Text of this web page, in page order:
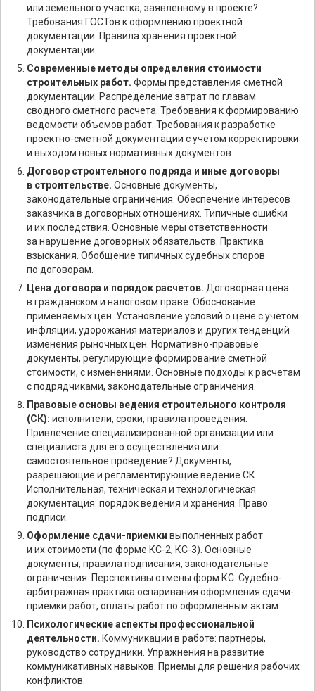
или земельного участка, заявленному в проекте?
Требования ГОСТов к оформлению проектной
документации. Правила хранения проектной
документации.
Современные методы определения стоимости
строительных работ. Формы представления сметной
документации. Распределение затрат по главам
сводного сметного расчета. Требования к формированию
ведомости объемов работ. Требования к разработке
проектно-сметной документации с учетом корректировки
и выходом новых нормативных документов.
Договор строительного подряда и иные договоры
в строительстве. Основные документы,
законодательные ограничения. Обеспечение интересов
заказчика в договорных отношениях. Типичные ошибки
и их последствия. Основные меры ответственности
за нарушение договорных обязательств. Практика
взыскания. Обобщение типичных судебных споров
по договорам.
Цена договора и порядок расчетов. Договорная цена
в гражданском и налоговом праве. Обоснование
применяемых цен. Установление условий о цене с учетом
инфляции, удорожания материалов и других тенденций
изменения рыночных цен. Нормативно-правовые
документы, регулирующие формирование сметной
стоимости, с изменениями. Основные подходы к расчетам
с подрядчиками, законодательные ограничения.
Правовые основы ведения строительного контроля
(СК): исполнители, сроки, правила проведения.
Привлечение специализированной организации или
специалиста для его осуществления или
самостоятельное проведение? Документы,
разрешающие и регламентирующие ведение СК.
Исполнительная, техническая и технологическая
документация: порядок ведения и хранения. Право
подписи.
Оформление сдачи-приемки выполненных работ
и их стоимости (по форме КС-2, КС-3). Основные
документы, правила подписания, законодательные
ограничения. Перспективы отмены форм КС. Судебно-
арбитражная практика оспаривания оформления сдачи-
приемки работ, оплаты работ по оформленным актам.
Психологические аспекты профессиональной
деятельности. Коммуникации в работе: партнеры,
руководство сотрудники. Упражнения на развитие
коммуникативных навыков. Приемы для решения рабочих
конфликтов.